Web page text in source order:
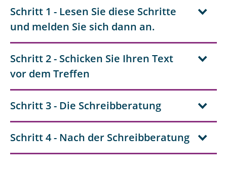
Schritt 1 - Lesen Sie diese Schritte
und melden Sie sich dann an.
Schritt 2 - Schicken Sie Ihren Text
vor dem Treffen
Schritt 3 - Die Schreibberatung
Schritt 4 - Nach der Schreibberatung